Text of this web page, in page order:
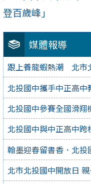
媒體報導
跟上養龍蝦熱潮 北市
北投國中攜手中正高
北投國中參賽全國滑
北投國中與中正高中
翰墨迎春留書香．北
北市北投國中開放日
登百歲峰」